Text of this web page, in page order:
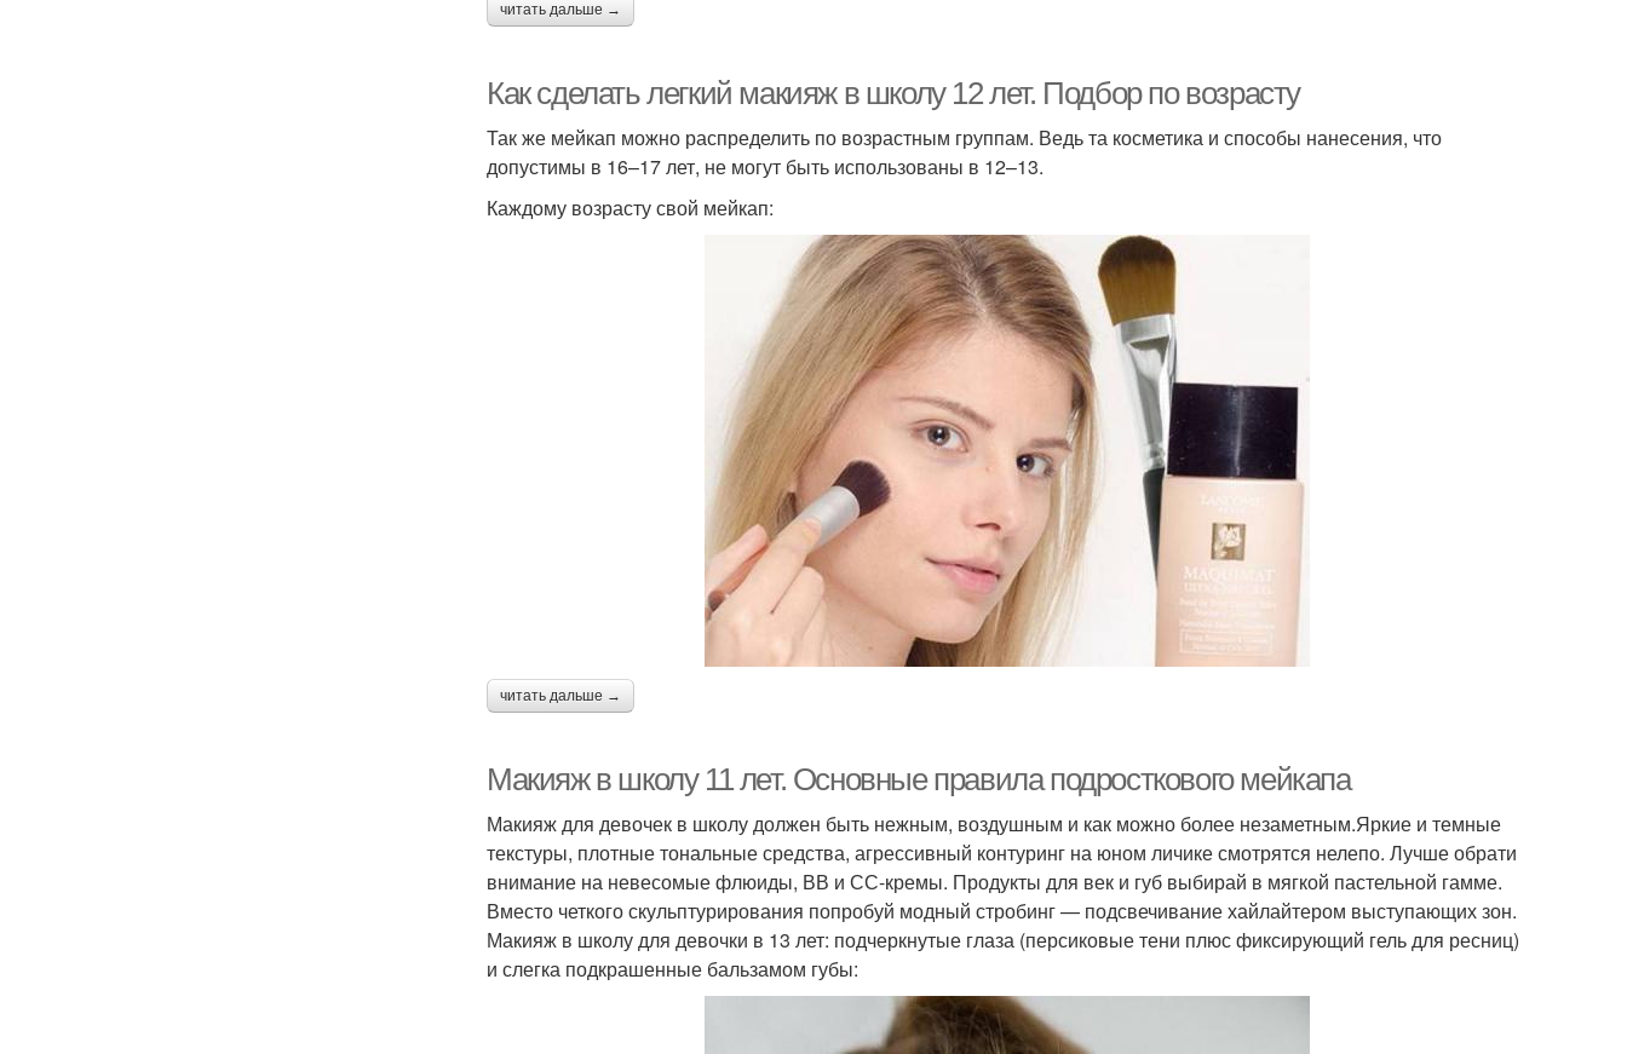
читать дальше →
Как сделать легкий макияж в школу 12 лет. Подбор по возрасту
Так же мейкап можно распределить по возрастным группам. Ведь та косметика и способы нанесения, что
допустимы в 16–17 лет, не могут быть использованы в 12–13.
Каждому возрасту свой мейкап:
читать дальше →
Макияж в школу 11 лет. Основные правила подросткового мейкапа
Макияж для девочек в школу должен быть нежным, воздушным и как можно более незаметным.Яркие и темные
текстуры, плотные тональные средства, агрессивный контуринг на юном личике смотрятся нелепо. Лучше обрати
внимание на невесомые флюиды, ВВ и СС-кремы. Продукты для век и губ выбирай в мягкой пастельной гамме.
Вместо четкого скульптурирования попробуй модный стробинг — подсвечивание хайлайтером выступающих зон.
Макияж в школу для девочки в 13 лет: подчеркнутые глаза (персиковые тени плюс фиксирующий гель для ресниц)
и слегка подкрашенные бальзамом губы: